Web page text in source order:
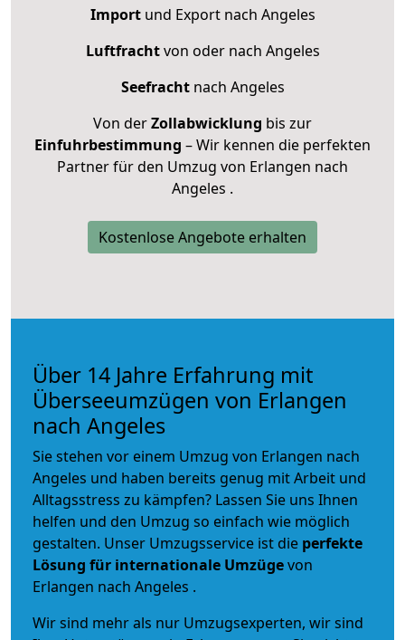
Importund Export nach Angeles
Luftfrachtvon oder nach Angeles
Seefrachtnach Angeles
Von derZollabwicklung bis zur
Einfuhrbestimmung – Wir kennen die perfekten
Partner für den Umzug von Erlangen nach
Angeles .
Kostenlose Angebote erhalten
Über 14 Jahre Erfahrung mit
Überseeumzügen von Erlangen
nach Angeles
Sie stehen vor einem Umzug von Erlangen nach
Angeles und haben bereits genug mit Arbeit und
Alltagsstress zu kämpfen? Lassen Sie uns Ihnen
helfen und den Umzug so einfach wie möglich
gestalten. Unser Umzugsservice ist die perfekte
Lösung für internationale Umzügevon
Erlangen nach Angeles .
Wir sind mehr als nur Umzugsexperten, wir sind